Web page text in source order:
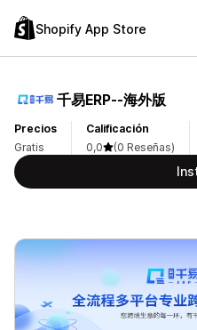
Shopify App Store
千易ERP‑‑海外版
Precios
Gratis
Calificación
0,0
(0 Reseñas)